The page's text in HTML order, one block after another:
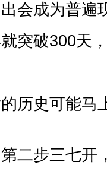
会成为普遍
突破300天
历史可能马
二步三七开